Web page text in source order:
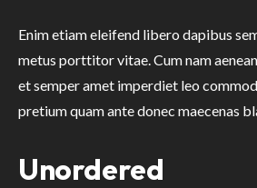
Enim etiam eleifend libero dapibus
metus porttitor vitae. Cum nam
et semper amet imperdiet leo
pretium quam ante donec maecenas
Unordered